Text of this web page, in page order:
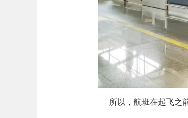
所以，航班在起飞之